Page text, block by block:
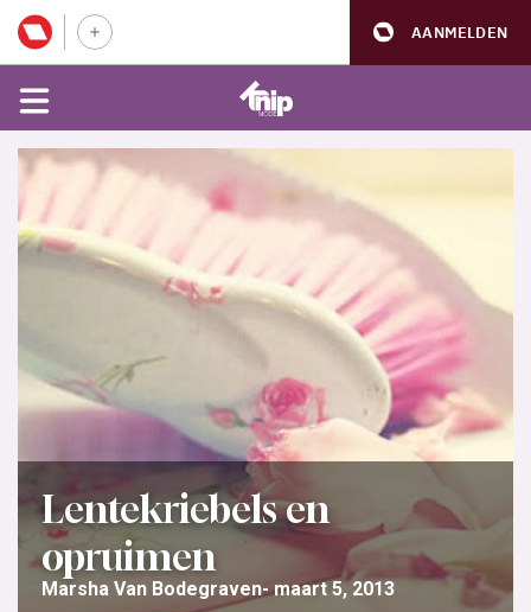
AANMELDEN
Lentekriebels en
opruimen
Marsha Van Bodegraven maart 5, 2013